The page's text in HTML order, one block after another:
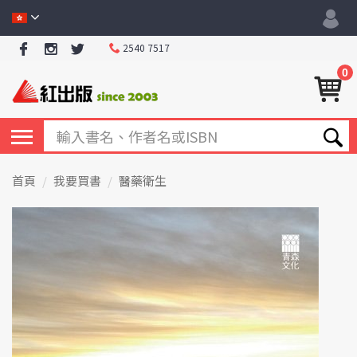
2540 7517
0
首頁 我要買書 醫藥衛生